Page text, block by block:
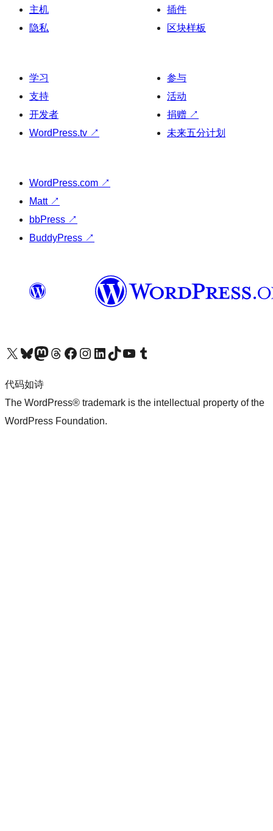
主机
隐私
插件
区块样板
学习
支持
开发者
WordPress.tv ↗
参与
活动
捐赠 ↗
未来五分计划
WordPress.com ↗
Matt ↗
bbPress ↗
BuddyPress ↗
关注我们的 X（原 Twitter）账号访问我们的 Bluesky 账号关注我们的 Mastodon 账号访问我们的 Threads 账号 访问我们的 Facebook 公共主页关注我们的 Instagram 账号 关注我们的 LinkedIn 主页访问我们的 TikTok 账号访问我们的 YouTube 频道 访问我们的 Tumblr 账号
代码如诗
The WordPress® trademark is the intellectual property of the
WordPress Foundation.